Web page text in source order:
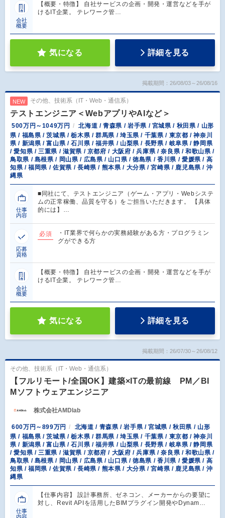
会社
概要
【概要・特徴】 自社サービスの企画・開発・運営などを手が
けるIT企業。 テレワーク管…
気になる 詳細を見る
掲載期間：26/08/03～26/08/16
NEW その他、技術系（IT・Web・通信系）
テストエンジニア＜WebアプリやAIなど＞
500万円～1049万円
北海道 / 青森県 / 岩手県 / 宮城県 / 秋田県 / 山形
県 / 福島県 / 茨城県 / 栃木県 / 群馬県 / 埼玉県 / 千葉県 / 東京都 / 神奈川
県 / 新潟県 / 富山県 / 石川県 / 福井県 / 山梨県 / 長野県 / 岐阜県 / 静岡県
/ 愛知県 / 三重県 / 滋賀県 / 京都府 / 大阪府 / 兵庫県 / 奈良県 / 和歌山県 /
鳥取県 / 島根県 / 岡山県 / 広島県 / 山口県 / 徳島県 / 香川県 / 愛媛県 / 高
知県 / 福岡県 / 佐賀県 / 長崎県 / 熊本県 / 大分県 / 宮崎県 / 鹿児島県 / 沖
縄県
仕事
内容
■同社にて、テストエンジニア（ゲーム・アプリ・Webシステ
ムの正常稼働、品質を守る）をご担当いただきます。 【具体
的には】…
応募
資格
必須
・IT業界で何らかの実務経験がある方・プログラミン
グができる方
会社
概要
【概要・特徴】 自社サービスの企画・開発・運営などを手が
けるIT企業。 テレワーク管…
気になる 詳細を見る
掲載期間：26/07/30～26/08/12
その他、技術系（IT・Web・通信系）
【フルリモート/全国OK】建築×ITの最前線 PM／BI
Mソフトウェアエンジニア
株式会社AMDlab
600万円～899万円
北海道 / 青森県 / 岩手県 / 宮城県 / 秋田県 / 山形
県 / 福島県 / 茨城県 / 栃木県 / 群馬県 / 埼玉県 / 千葉県 / 東京都 / 神奈川
県 / 新潟県 / 富山県 / 石川県 / 福井県 / 山梨県 / 長野県 / 岐阜県 / 静岡県
/ 愛知県 / 三重県 / 滋賀県 / 京都府 / 大阪府 / 兵庫県 / 奈良県 / 和歌山県 /
鳥取県 / 島根県 / 岡山県 / 広島県 / 山口県 / 徳島県 / 香川県 / 愛媛県 / 高
知県 / 福岡県 / 佐賀県 / 長崎県 / 熊本県 / 大分県 / 宮崎県 / 鹿児島県 / 沖
縄県
仕事
内容
【仕事内容】 設計事務所、ゼネコン、メーカーからの要望に
対し、Revit APIを活用したBIMプラグイン開発やDynam…